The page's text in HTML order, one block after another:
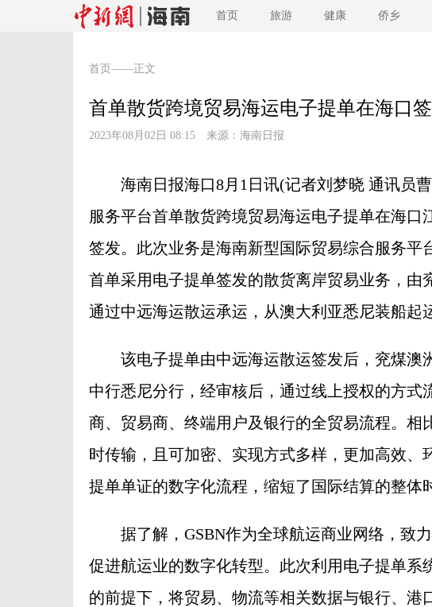
首页 旅游 健康 侨乡
首页 ——正文
首单散货跨境贸易海运电子提单在海口
2023年08月02日 08:15 来源： 海南日报
海南日报海口8月1日讯(记者刘梦晓 通讯员曹
服务平台首单散货跨境贸易海运电子提单在海口
签发。此次业务是海南新型国际贸易综合服务平
首单采用电子提单签发的散货离岸贸易业务，由
通过中远海运散运承运，从澳大利亚悉尼装船起
该电子提单由中远海运散运签发后，兖煤澳
中行悉尼分行，经审核后，通过线上授权的方式
商、贸易商、终端用户及银行的全贸易流程。相
时传输，且可加密、实现方式多样，更加高效、
提单单证的数字化流程，缩短了国际结算的整体
据了解，GSBN作为全球航运商业网络，致
促进航运业的数字化转型。此次利用电子提单系
的前提下，将贸易、物流等相关数据与银行、港